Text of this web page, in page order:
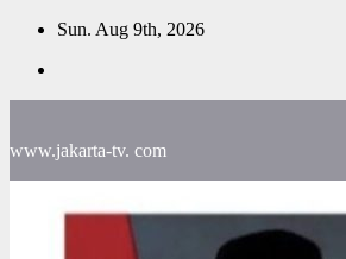
Skip
content
Sun. Aug 9th, 2026
www.jakarta-tv. com